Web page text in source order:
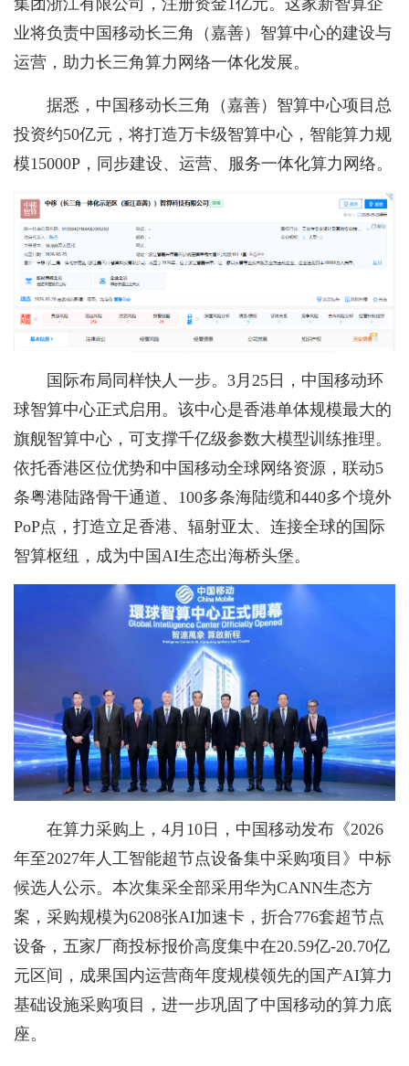
集团浙江有限公司，注册资金1亿元。这家新智算企
业将负责中国移动长三角（嘉善）智算中心的建设与
运营，助力长三角算力网络一体化发展。
据悉，中国移动长三角（嘉善）智算中心项目总
投资约50亿元，将打造万卡级智算中心，智能算力规
模15000P，同步建设、运营、服务一体化算力网络。
国际布局同样快人一步。3月25日，中国移动环
球智算中心正式启用。该中心是香港单体规模最大的
旗舰智算中心，可支撑千亿级参数大模型训练推理。
依托香港区位优势和中国移动全球网络资源，联动5
条粤港陆路骨干通道、100多条海陆缆和440多个境外
PoP点，打造立足香港、辐射亚太、连接全球的国际
智算枢纽，成为中国AI生态出海桥头堡。
在算力采购上，4月10日，中国移动发布《2026
年至2027年人工智能超节点设备集中采购项目》中标
候选人公示。本次集采全部采用华为CANN生态方
案，采购规模为6208张AI加速卡，折合776套超节点
设备，五家厂商投标报价高度集中在20.59亿-20.70亿
元区间，成果国内运营商年度规模领先的国产AI算力
基础设施采购项目，进一步巩固了中国移动的算力底
座。